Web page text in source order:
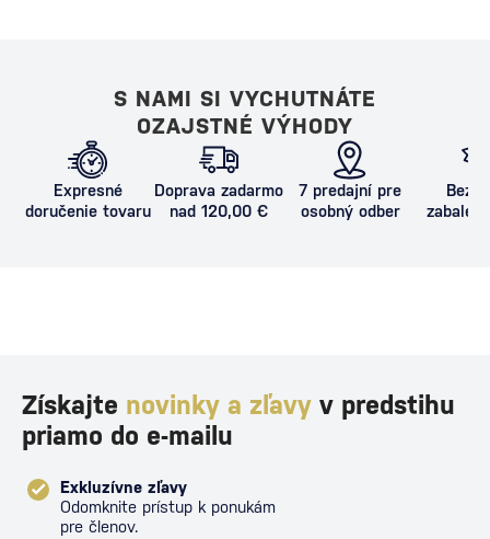
S NAMI SI VYCHUTNÁTE
OZAJSTNÉ VÝHODY
Expresné
doručenie tovaru
Doprava zadarmo
nad 120,00 €
7 predajní pre
osobný odber
Získajte novinky a zľavy v predstihu
priamo do e-mailu
Exkluzívne zľavy
Odomknite prístup k ponukám
pre členov.